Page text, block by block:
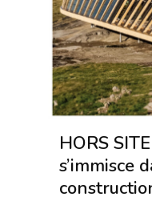
HORS
s’immisce